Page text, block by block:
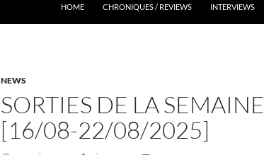
HOME CHRONIQUES / REVIEWS INTERVIEWS
NEWS
SORTIES DE LA SEMAINE
[16/08-22/08/2025]